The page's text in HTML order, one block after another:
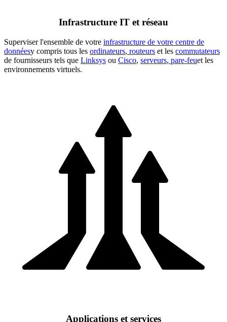
Infrastructure IT et réseau
Superviser l'ensemble de votre infrastructure de votre centre de
donnéesy compris tous les ordinateurs, routeurs et les commutateurs
de fournisseurs tels que Linksys ou Cisco, serveurs, pare-feuet les
environnements virtuels.
Applications et services